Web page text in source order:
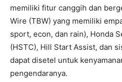
memiliki fitur canggih dan
Wire (TBW) yang memiliki
sport, econ, dan rain), Honda
(HSTC), Hill Start Assist, dan
dapat disetel untuk
pengendaranya.